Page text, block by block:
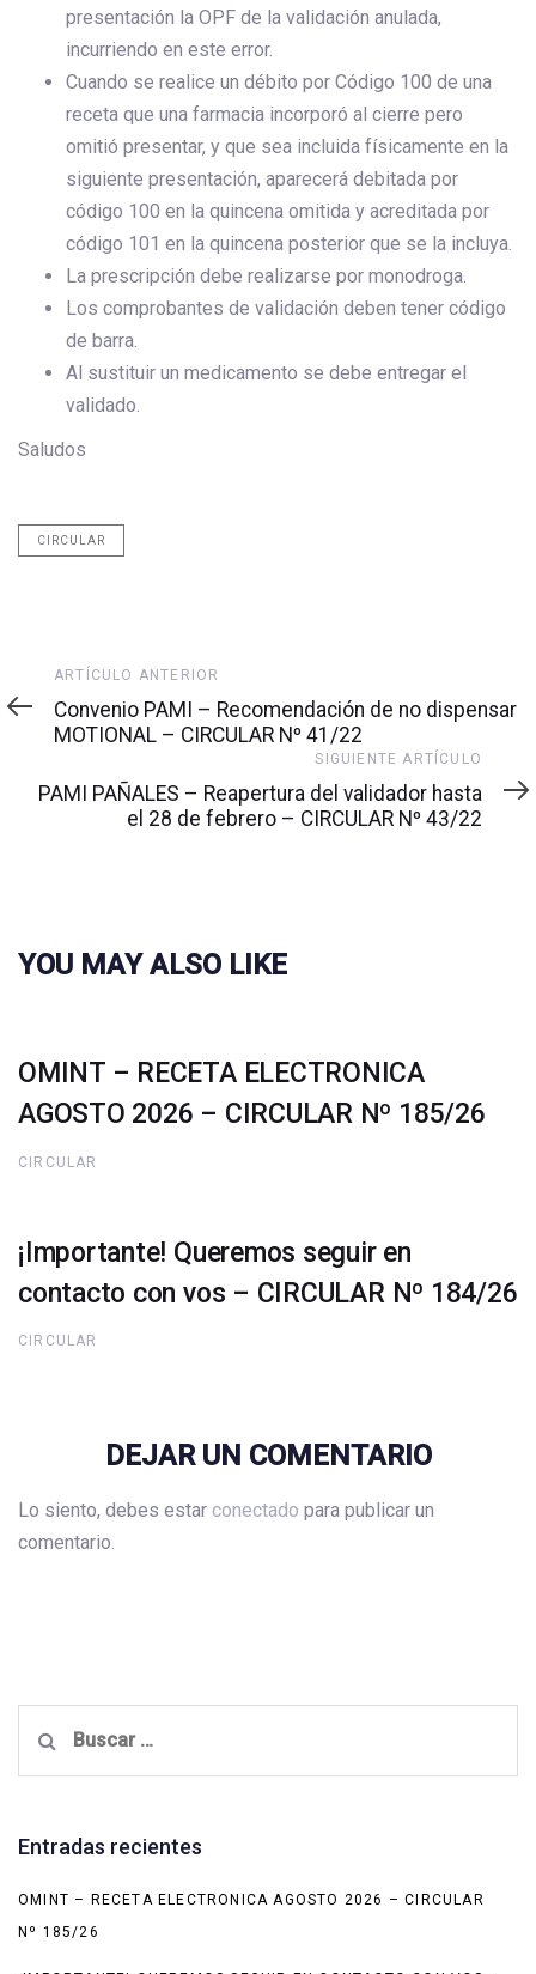
presentación la OPF de la validación anulada,
incurriendo en este error.
Cuando se realice un débito por Código 100 de una
receta que una farmacia incorporó al cierre pero
omitió presentar, y que sea incluida físicamente en la
siguiente presentación, aparecerá debitada por
código 100 en la quincena omitida y acreditada por
código 101 en la quincena posterior que se la incluya.
La prescripción debe realizarse por monodroga.
Los comprobantes de validación deben tener código
de barra.
Al sustituir un medicamento se debe entregar el
validado.
Saludos
CIRCULAR
Artículo
anterior
ARTÍCULO ANTERIOR
Convenio PAMI – Recomendación de no dispensar
MOTIONAL – CIRCULAR Nº 41/22
artículo
SIGUIENTE ARTÍCULO
PAMI PAÑALES – Reapertura del validador hasta
el 28 de febrero – CIRCULAR Nº 43/22
YOU MAY ALSO LIKE
OMINT – RECETA ELECTRONICA
AGOSTO 2026 – CIRCULAR Nº 185/26
CIRCULAR
¡Importante! Queremos seguir en
contacto con vos – CIRCULAR Nº 184/26
CIRCULAR
DEJAR UN COMENTARIO
Lo siento, debes estar conectado para publicar un
comentario.
Entradas recientes
OMINT – RECETA ELECTRONICA AGOSTO 2026 – CIRCULAR
Nº 185/26